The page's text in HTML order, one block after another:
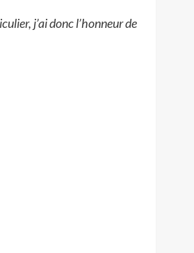
j’ai donc l’honneur de